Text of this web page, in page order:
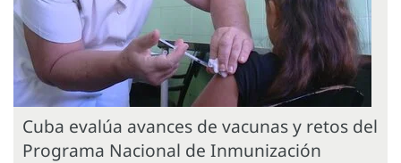
Cuba evalúa avances de vacunas y retos del
Programa Nacional de Inmunización